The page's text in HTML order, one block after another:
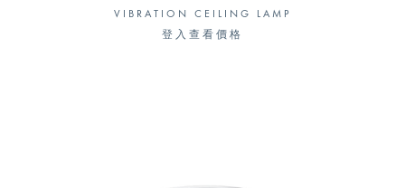
VIBRATION CEILING LAMP
登入查看價格